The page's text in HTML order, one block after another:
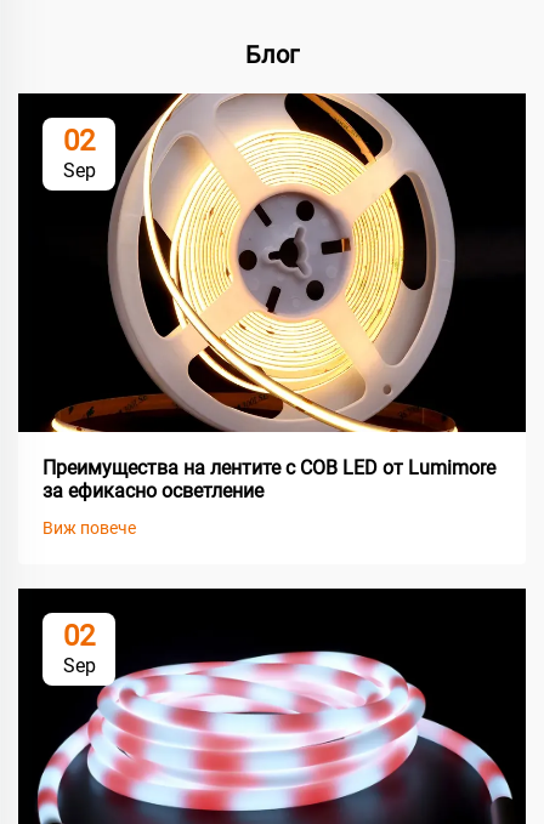
Блог
02
Sep
Преимущества на лентите с COB LED от Lumimore
за ефикасно осветление
Виж повече
02
Sep